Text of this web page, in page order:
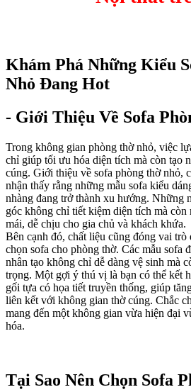
Khám Phá Những Kiểu
Nhỏ Đang Hot
- Giới Thiệu Về Sofa
Trong không gian phòng thờ nhỏ, việc
chỉ giúp tối ưu hóa diện tích mà còn tạo
cúng. Giới thiệu về sofa phòng thờ nhỏ,
nhận thấy rằng những mẫu sofa kiểu
nhàng đang trở thành xu hướng. Những
góc không chỉ tiết kiệm diện tích mà còn
mái, dễ chịu cho gia chủ và khách khứa.
Bên cạnh đó, chất liệu cũng đóng vai
chọn sofa cho phòng thờ. Các mẫu sofa
nhân tạo không chỉ dễ dàng vệ sinh mà
trọng. Một gợi ý thú vị là bạn có thể kết
gối tựa có họa tiết truyền thống, giúp
liên kết với không gian thờ cúng. Chắc
mang đến một không gian vừa hiện đại
hóa.
Tại Sao Nên Chọn Sofa